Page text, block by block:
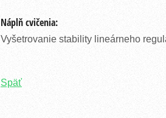
Náplň cvičenia:
Vyšetrovanie stability lineárneho
Späť